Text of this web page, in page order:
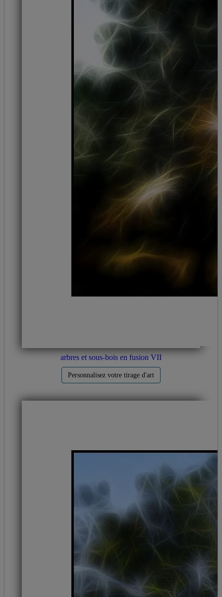
arbres et sous-bois en fusion VII
Personnalisez votre tirage d'art